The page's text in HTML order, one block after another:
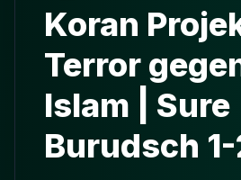
Koran
Terror
Islam | Sure
Burudsch